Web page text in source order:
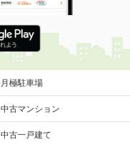
月極駐車場
中古マンション
中古一戸建て